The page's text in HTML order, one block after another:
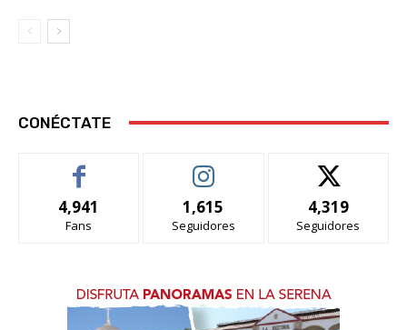
CONÉCTATE
4,941
Fans
1,615
Seguidores
4,319
Seguidores